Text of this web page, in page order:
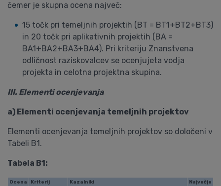
čemer je skupna ocena največ:
15 točk pri temeljnih projektih (BT = BT1+BT2+BT3)
in 20 točk pri aplikativnih projektih (BA =
BA1+BA2+BA3+BA4). Pri kriteriju Znanstvena
odličnost raziskovalcev se ocenjujeta vodja
projekta in celotna projektna skupina.
III. Elementi ocenjevanja
a) Elementi ocenjevanja temeljnih projektov
Elementi ocenjevanja temeljnih projektov so določeni v
Tabeli B1.
Tabela B1:
Ocena
Kriterij Kazalniki
Največje